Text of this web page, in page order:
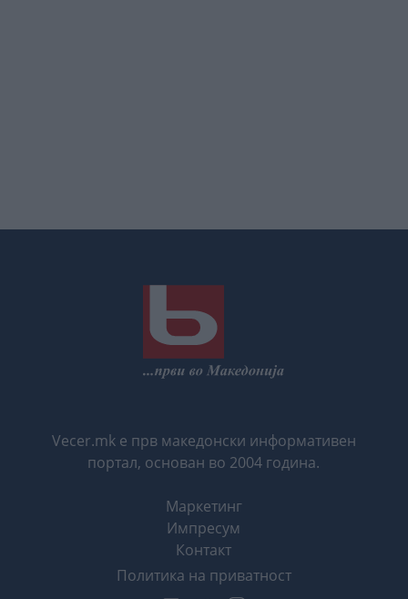
Vecer.mk е прв македонски информативен
портал, основан во 2004 година.
Маркетинг
Импресум
Контакт
Политика на приватност